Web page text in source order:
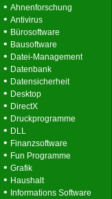
• Ahnenforschung
• Antivirus
• Bürosoftware
• Bausoftware
• Datei-Management
• Datenbank
• Datensicherheit
• Desktop
• DirectX
• Druckprogramme
• DLL
• Finanzsoftware
• Fun Programme
• Grafik
• Haushalt
• Informations Software